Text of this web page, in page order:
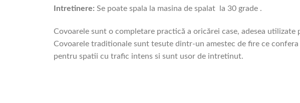
Intretinere: Se poate spala la masina de spalat la 30 grade .
Covoarele sunt o completare practică a oricărei case, adesea
Covoarele traditionale sunt tesute dintr-un amestec de fire ce
pentru spatii cu trafic intens si sunt usor de intretinut.